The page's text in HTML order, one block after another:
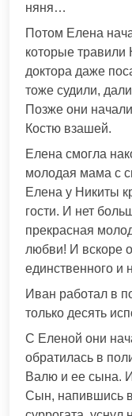
няня…
Потом Елена
которые травили
доктора даже
тоже судили,
Позже они
Костю взашей.
Елена смогла
молодая мама с
Елена у Никиты
гости. И нет
прекрасная
любви! И вскоре
единственного и
Иван работал в
только десять
С Еленой они
обратилась в
Валю и ее сына.
Сын, напившись в